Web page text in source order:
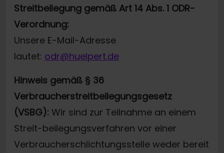
Streitbeilegung gemäß Art 14 Abs. 1 ODR-
Verordnung:
Unsere E-Mail-Adresse
lautet: odr@huelpert.de
Hinweis gemäß § 36
Verbraucherstreitbeilegungsgesetz
(VSBG): Wir sind zur Teilnahme an einem
Streit-beilegungsverfahren vor einer
Verbraucherschlichtungsstelle weder bereit